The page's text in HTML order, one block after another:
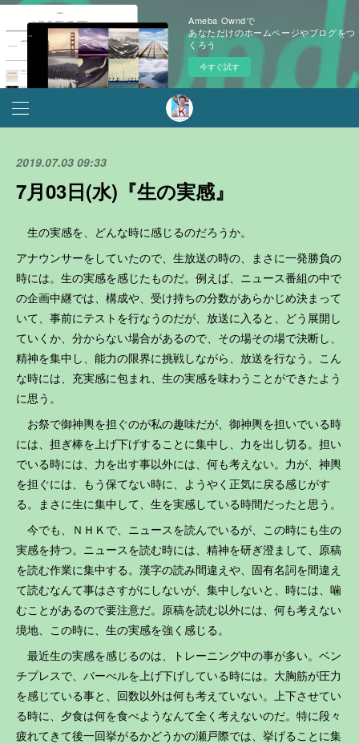
Ameba Owndで
あなただけのホームページやブログをつ
くろう
今すぐ試す
2019.07.03 09:33
7月03日(水)『生の実感』
生の実感を、どんな時に感じるのだろうか。
アナウンサーをしていたので、生放送の時の、まさに一発勝負の
時には。生の実感を感じたものだ。例えば、ニュース番組の中で
の企画中継では、構成や、受け持ちの分数があらかじめ決まって
いて、事前にテストを行なうのだが、放送に入ると、どう展開し
ていくか、分からない場合があるので、その場その場で決断し、
精神を集中し、能力の限界に挑戦しながら、放送を行なう。こん
な時には、充実感に包まれ、生の実感を味わうことができたよう
に思う。
お祭で御神輿を担ぐのが私の趣味だが、御神輿を担いでいる時
には、担ぎ棒を上げ下げすることに集中し、力を出し切る。担い
でいる時には、力を出す事以外には、何も考えない。力が、神輿
を担ぐには、もう保てない時に、ようやく正気に戻る感じがす
る。まさに生に集中して、生を実感している時間だったと思う。
今でも、ＮＨＫで、ニュースを読んでいるが、この時にも生の
実感を持つ。ニュースを読む時には、精神を研ぎ澄まして、原稿
を読む作業に集中する。漢字の読み間違えや、固有名詞を間違え
て読むなんて事はさすがにしないが、集中しないと、時には、噛
むことがあるので要注意だ。原稿を読む以外には、何も考えない
境地、この時に、生の実感を強く感じる。
最近生の実感を感じるのは、トレーニング中の事が多い。ベン
チプレスで、バーべルを上げ下げしている時には。大胸筋が圧力
を感じている事と、回数以外は何も考えていない。上下させてい
る時に、夕食は何を食べようなんて全く考えないのだ。特に段々
疲れてきて後一回挙がるかどうかの瀬戸際では、挙げることに集